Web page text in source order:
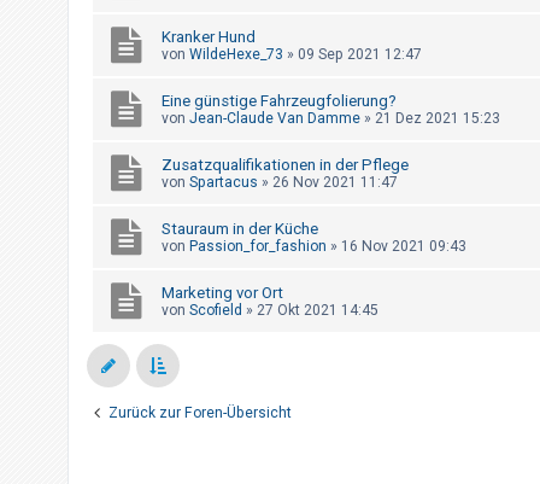
Kranker Hund
von WildeHexe_73 » 09 Sep 2021 12:47
Eine günstige Fahrzeugfolierung?
von Jean-Claude Van Damme » 21 Dez 2021 15:23
Zusatzqualifikationen in der Pflege
von Spartacus » 26 Nov 2021 11:47
Stauraum in der Küche
von Passion_for_fashion » 16 Nov 2021 09:43
Marketing vor Ort
von Scofield » 27 Okt 2021 14:45
Zurück zur Foren-Übersicht